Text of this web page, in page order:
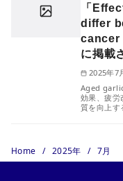
「
differ
cancer
に掲載
2025年7
Aged
効果、疲労
質を向上す
Home 2025年 7月